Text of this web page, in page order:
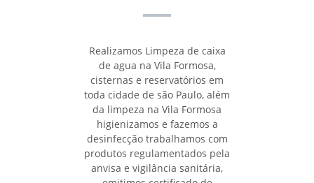
Realizamos Limpeza de caixa
de agua na Vila Formosa,
cisternas e reservatórios em
toda cidade de são Paulo, além
da limpeza na Vila Formosa
higienizamos e fazemos a
desinfecção trabalhamos com
produtos regulamentados pela
anvisa e vigilância sanitária,